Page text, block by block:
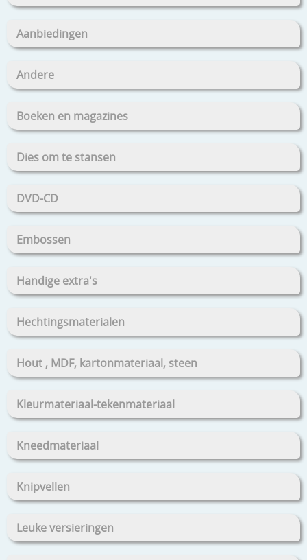
Aanbiedingen
Andere
Boeken en magazines
Dies om te stansen
DVD-CD
Embossen
Handige extra's
Hechtingsmaterialen
Hout , MDF, kartonmateriaal, steen
Kleurmateriaal-tekenmateriaal
Kneedmateriaal
Knipvellen
Leuke versieringen